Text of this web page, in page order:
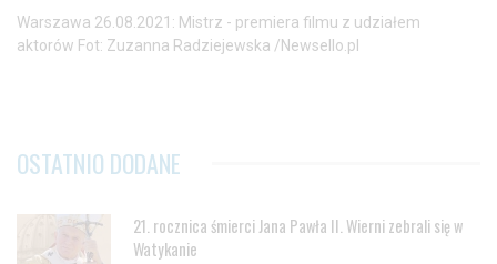
Warszawa 26.08.2021: Mistrz - premiera filmu z udziałem
aktorów Fot: Zuzanna Radziejewska /Newsello.pl
OSTATNIO DODANE
21. rocznica śmierci Jana Pawła II. Wierni zebrali się w
Watykanie